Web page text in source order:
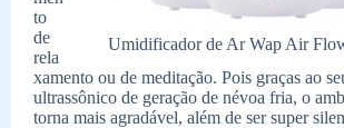
Umidificador de Ar Wap Air
to
de
rela
xamento ou de meditação. Pois graças ao
ultrassônico de geração de névoa fria, o
torna mais agradável, além de ser super